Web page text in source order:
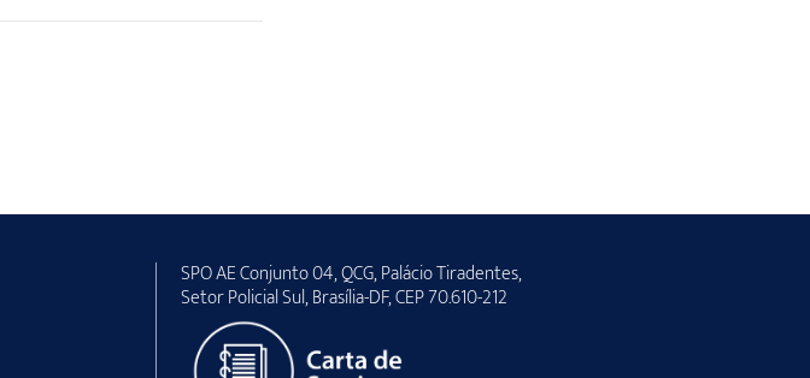
SPO AE Conjunto 04, QCG, Palácio Tiradentes,
Setor Policial Sul, Brasília-DF, CEP 70.610-212